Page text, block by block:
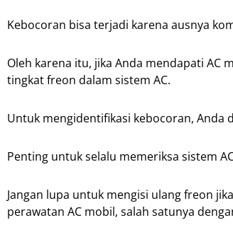
Kebocoran bisa terjadi karena ausnya
Oleh karena itu, jika Anda mendapati AC
tingkat freon dalam sistem AC.
Untuk mengidentifikasi kebocoran, Anda
Penting untuk selalu memeriksa sistem
Jangan lupa untuk mengisi ulang freon
perawatan AC mobil, salah satunya